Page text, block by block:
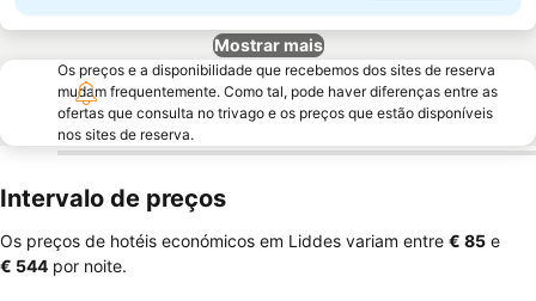
Mostrar mais
Os preços e a disponibilidade que recebemos dos sites de reserva
mudam frequentemente. Como tal, pode haver diferenças entre as
ofertas que consulta no trivago e os preços que estão disponíveis
nos sites de reserva.
Intervalo de preços
Os preços de hotéis económicos em Liddes variam entre ‎€ 85 e
‎€ 544 por noite.